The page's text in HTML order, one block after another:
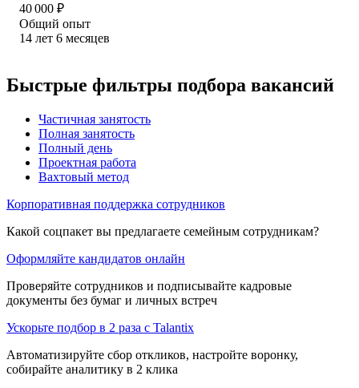
40 000 ₽
Общий опыт
14 лет 6 месяцев
Быстрые фильтры подбора вакансий
Частичная занятость
Полная занятость
Полный день
Проектная работа
Вахтовый метод
Корпоративная поддержка сотрудников
Какой соцпакет вы предлагаете семейным сотрудникам?
Оформляйте кандидатов онлайн
Проверяйте сотрудников и подписывайте кадровые
документы без бумаг и личных встреч
Ускорьте подбор в 2 раза с Talantix
Автоматизируйте сбор откликов, настройте воронку,
собирайте аналитику в 2 клика